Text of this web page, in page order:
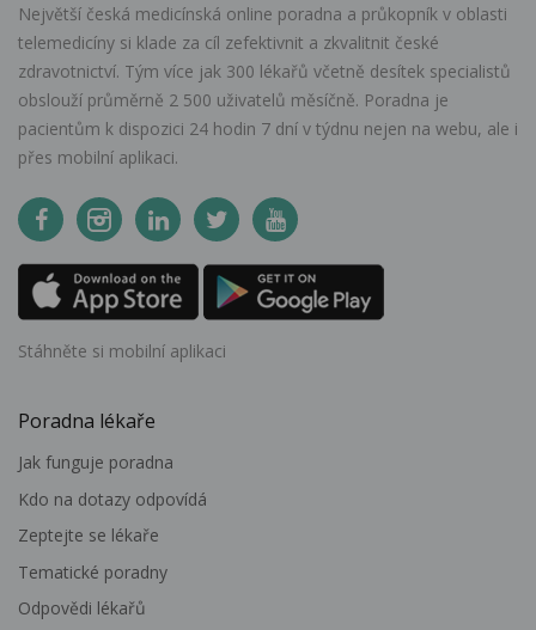
Největší česká medicínská online poradna a průkopník v oblasti
telemedicíny si klade za cíl zefektivnit a zkvalitnit české
zdravotnictví. Tým více jak 300 lékařů včetně desítek specialistů
obslouží průměrně 2 500 uživatelů měsíčně. Poradna je
pacientům k dispozici 24 hodin 7 dní v týdnu nejen na webu, ale i
přes mobilní aplikaci.
Stáhněte si mobilní aplikaci
Poradna lékaře
Jak funguje poradna
Kdo na dotazy odpovídá
Zeptejte se lékaře
Tematické poradny
Odpovědi lékařů